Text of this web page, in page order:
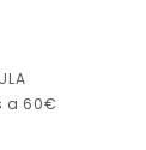
a 60€